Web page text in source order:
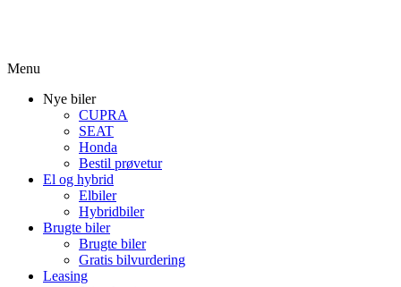
Menu
Nye biler
CUPRA
SEAT
Honda
Bestil prøvetur
El og hybrid
Elbiler
Hybridbiler
Brugte biler
Brugte biler
Gratis bilvurdering
Leasing